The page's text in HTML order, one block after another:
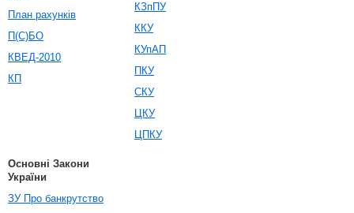
План рахунків
П(С)БО
КВЕД-2010
КП
КЗпПУ
ККУ
КУпАП
ПКУ
СКУ
ЦКУ
ЦПКУ
Основні Закони
України
ЗУ Про банкрутство